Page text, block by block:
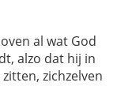
al wat God
alzo dat hij in
zichzelven